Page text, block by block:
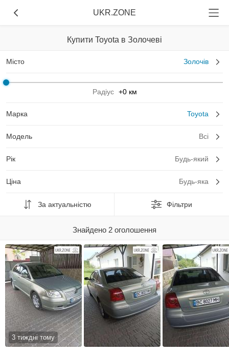
UKR.ZONE
Купити Toyota в Золочеві
Місто Золочів
Радіус +0 км
Марка Toyota
Модель Всі
Рік Будь-який
Ціна Будь-яка
За актуальністю Фільтри
Знайдено 2 оголошення
3 тиждні тому